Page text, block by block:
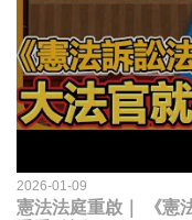
2026-01-09
憲法法庭重啟｜ 《憲